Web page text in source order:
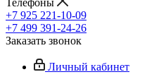
Телефоны
+7 925 221-10-09
+7 499 391-24-26
Заказать звонок
Личный кабинет